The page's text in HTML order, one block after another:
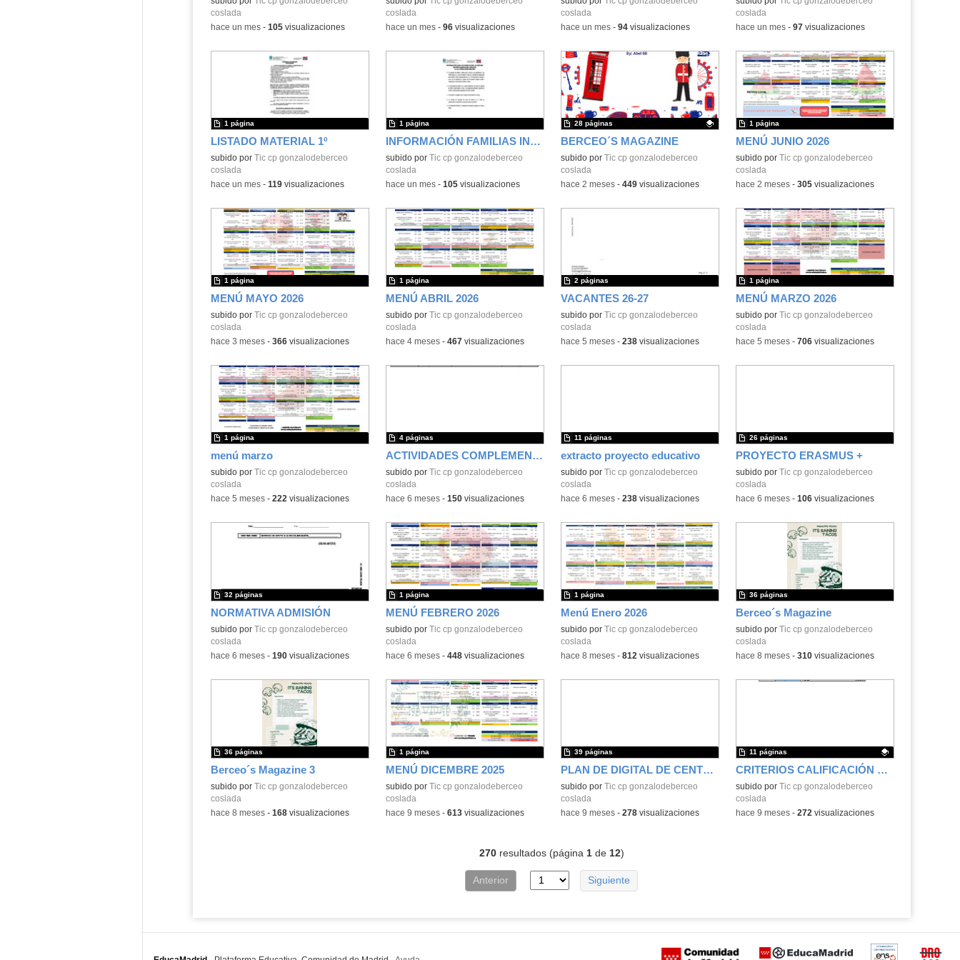
coslada
-hace un mes- 105visualizaciones
coslada
-hace un mes- 96visualizaciones
coslada
-hace un mes- 94visualizaciones
coslada
-hace un mes- 97visualizaciones
LISTADO MATERIAL 1º
subido por Tic cp gonzalodeberceo
coslada
1 página
-hace un mes- 119visualizaciones
INFORMACIÓN FAMILIAS INFANTIL
subido por Tic cp gonzalodeberceo
coslada
1 página
-hace un mes- 105visualizaciones
BERCEO´S MAGAZINE
Contenido educativo.
subido por Tic cp gonzalodeberceo
coslada
28 páginas
-hace 2 meses- 449visualizaciones
MENÚ JUNIO 2026
subido por Tic cp gonzalodeberceo
coslada
1 página
-hace 2 meses- 305visualizaciones
MENÚ MAYO 2026
subido por Tic cp gonzalodeberceo
coslada
1 página
-hace 3 meses- 366visualizaciones
MENÚ ABRIL 2026
subido por Tic cp gonzalodeberceo
coslada
1 página
-hace 4 meses- 467visualizaciones
VACANTES 26-27
subido por Tic cp gonzalodeberceo
coslada
2 páginas
-hace 5 meses- 238visualizaciones
MENÚ MARZO 2026
subido por Tic cp gonzalodeberceo
coslada
1 página
-hace 5 meses- 706visualizaciones
menú marzo
subido por Tic cp gonzalodeberceo
coslada
1 página
-hace 5 meses- 222 visualizaciones
ACTIVIDADES COMPLEMENTARIAS 25/26
subido por Tic cp gonzalodeberceo
coslada
4 páginas
-hace 6 meses- 150visualizaciones
extracto proyecto educativo
subido por Tic cp gonzalodeberceo
coslada
11 páginas
-hace 6 meses- 238visualizaciones
PROYECTO ERASMUS +
subido por Tic cp gonzalodeberceo
coslada
26 páginas
-hace 6 meses- 106visualizaciones
NORMATIVA ADMISIÓN
subido por Tic cp gonzalodeberceo
coslada
32 páginas
-hace 6 meses- 190visualizaciones
MENÚ FEBRERO 2026
subido por Tic cp gonzalodeberceo
coslada
1 página
-hace 6 meses- 448visualizaciones
Menú Enero 2026
subido por Tic cp gonzalodeberceo
coslada
1 página
-hace 8 meses- 812 visualizaciones
Berceo´s Magazine
subido por Tic cp gonzalodeberceo
coslada
36 páginas
-hace 8 meses- 310visualizaciones
Berceo´s Magazine 3
subido por Tic cp gonzalodeberceo
coslada
36 páginas
-hace 8 meses- 168visualizaciones
MENÚ DICEMBRE 2025
subido por Tic cp gonzalodeberceo
coslada
1 página
-hace 9 meses- 613visualizaciones
PLAN DE DIGITAL DE CENTRO
subido por Tic cp gonzalodeberceo
coslada
39 páginas
-hace 9 meses- 278visualizaciones
CRITERIOS CALIFICACIÓN TERCER CICLO
Contenido educativo.
subido por Tic cp gonzalodeberceo
coslada
11 páginas
-hace 9 meses- 272 visualizaciones
270resultados (página 1de 12)
Anterior Siguiente